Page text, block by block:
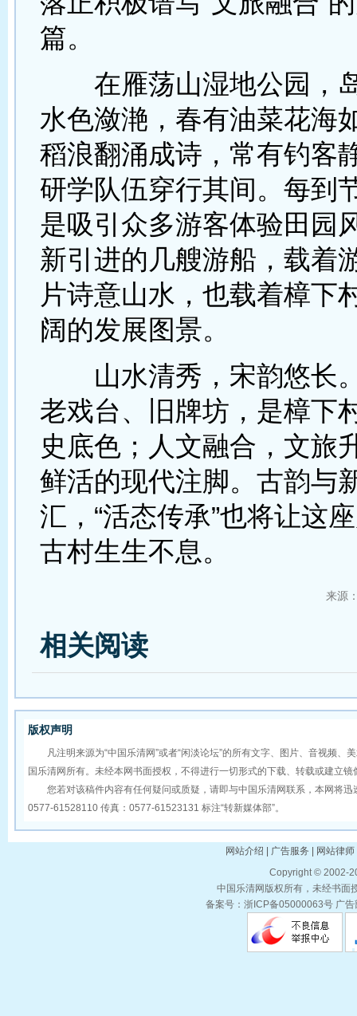
篇。
在雁荡山湿地公园，
水色潋滟，春有油菜花海
稻浪翻涌成诗，常有钓客
研学队伍穿行其间。每到
是吸引众多游客体验田园
新引进的几艘游船，载着
片诗意山水，也载着樟下
阔的发展图景。
山水清秀，宋韵悠长
老戏台、旧牌坊，是樟下
史底色；人文融合，文旅
鲜活的现代注脚。古韵与
汇，“活态传承”也将让这
古村生生不息。
来源
相关阅读
版权声明
凡注明来源为“中国乐清网”或者“闲淡论坛”的所有文字、图片、音视频、
国乐清网所有。未经本网书面授权，不得进行一切形式的下载、转载或建立镜
您若对该稿件内容有任何疑问或质疑，请即与中国乐清网联系，本网将迅
0577-61528110 传真：0577-61523131 标注“转新媒体部”。
网站介绍 | 广告服务 | 网站律
Copyright © 2002-
中国乐清网版权所有，未经书面
备案号：浙ICP备05000063号 广